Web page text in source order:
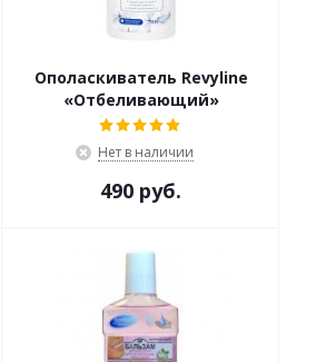
Ополаскиватель Revyline
«Отбеливающий»
Нет в наличии
490 руб.